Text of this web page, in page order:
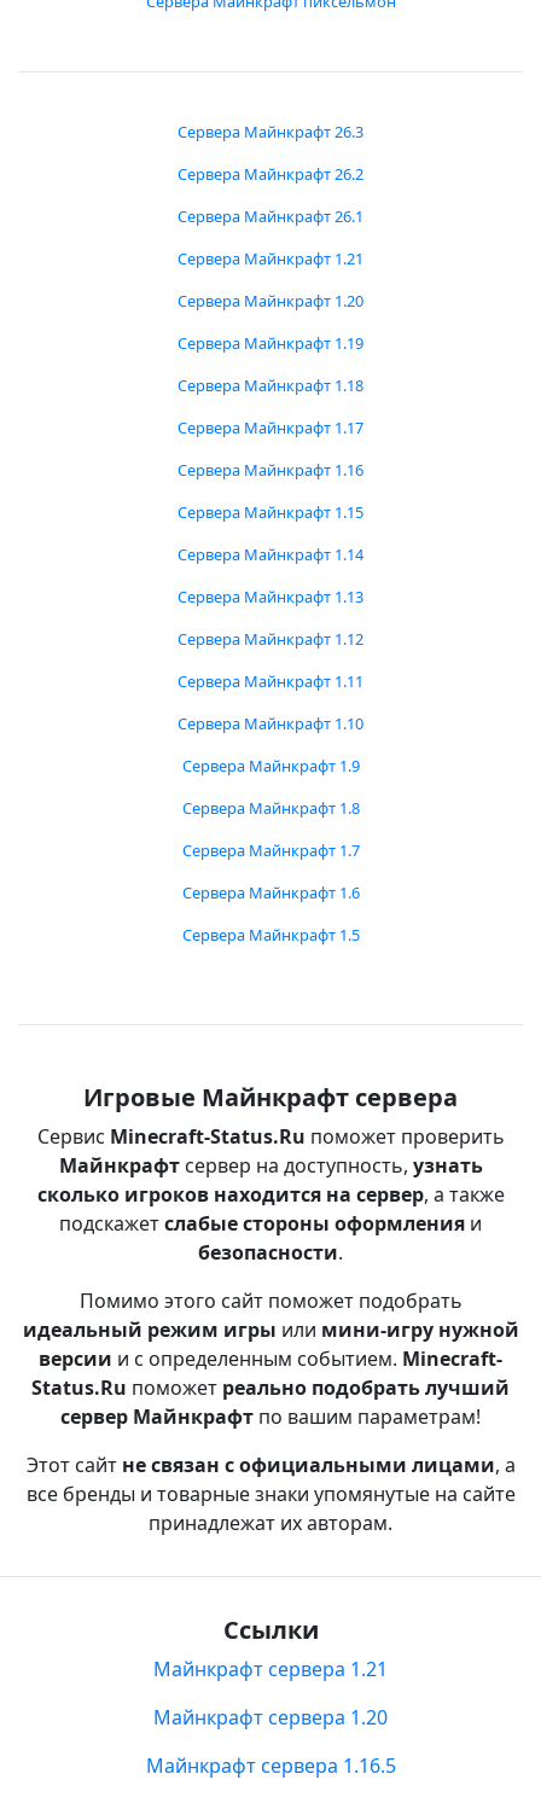
Сервера Майнкрафт 26.3
Сервера Майнкрафт 26.2
Сервера Майнкрафт 26.1
Сервера Майнкрафт 1.21
Сервера Майнкрафт 1.20
Сервера Майнкрафт 1.19
Сервера Майнкрафт 1.18
Сервера Майнкрафт 1.17
Сервера Майнкрафт 1.16
Сервера Майнкрафт 1.15
Сервера Майнкрафт 1.14
Сервера Майнкрафт 1.13
Сервера Майнкрафт 1.12
Сервера Майнкрафт 1.11
Сервера Майнкрафт 1.10
Сервера Майнкрафт 1.9
Сервера Майнкрафт 1.8
Сервера Майнкрафт 1.7
Сервера Майнкрафт 1.6
Сервера Майнкрафт 1.5
Игровые Майнкрафт сервера
Сервис Minecraft-Status.Ru поможет проверить
Майнкрафтсервер на доступность, узнать
сколько игроков находится на сервер, а также
подскажетслабые стороны оформления и
безопасности.
Помимо этого сайт поможет подобрать
идеальный режим игры или мини-игру нужной
версии и с определенным событием. Minecraft-
Status.Ru поможет реально подобрать лучший
сервер Майнкрафт по вашим параметрам!
Этот сайт не связан с официальными лицами, а
все бренды и товарные знаки упомянутые на сайте
принадлежат их авторам.
Ссылки
Майнкрафт сервера 1.21
Майнкрафт сервера 1.20
Майнкрафт сервера 1.16.5